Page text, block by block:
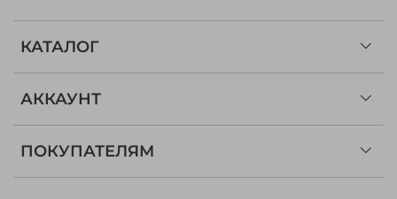
КАТАЛОГ
АККАУНТ
ПОКУПАТЕЛЯМ